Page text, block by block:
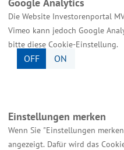
Die Website Investorenportal
Vimeo kann jedoch Google
bitte diese Cookie-Einstellung.
OFF ON
Einstellungen merken
Wenn Sie "Einstellungen
angezeigt. Dafür wird das
GmbH
MV